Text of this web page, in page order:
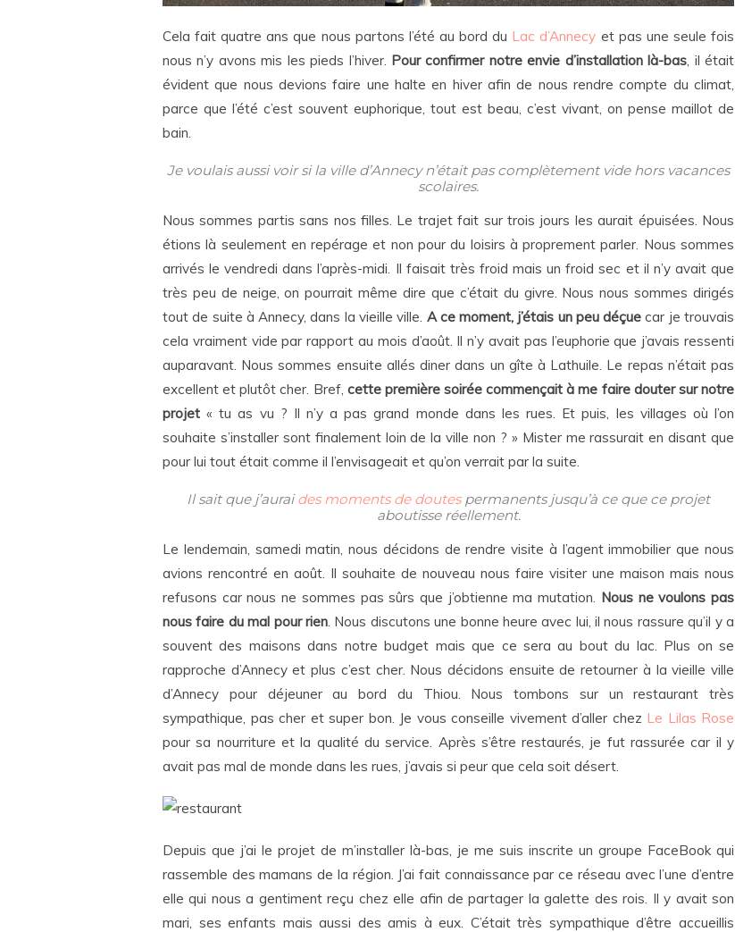
Cela fait quatre ans que nous partons l’été au bord du Lac d’Annecy et pas une seule fois
nous n’y avons mis les pieds l’hiver. Pour confirmer notre envie d’installation là-bas, il était
évident que nous devions faire une halte en hiver afin de nous rendre compte du climat,
parce que l’été c’est souvent euphorique, tout est beau, c’est vivant, on pense maillot de
bain.
Je voulais aussi voir si la ville d’Annecy n’était pas complètement vide hors vacances
scolaires.
Nous sommes partis sans nos filles. Le trajet fait sur trois jours les aurait épuisées. Nous
étions là seulement en repérage et non pour du loisirs à proprement parler. Nous sommes
arrivés le vendredi dans l’après-midi. Il faisait très froid mais un froid sec et il n’y avait que
très peu de neige, on pourrait même dire que c’était du givre. Nous nous sommes dirigés
tout de suite à Annecy, dans la vieille ville. A ce moment, j’étais un peu déçue car je trouvais
cela vraiment vide par rapport au mois d’août. Il n’y avait pas l’euphorie que j’avais ressenti
auparavant. Nous sommes ensuite allés diner dans un gîte à Lathuile. Le repas n’était pas
excellent et plutôt cher. Bref, cette première soirée commençait à me faire douter sur notre
projet « tu as vu ? Il n’y a pas grand monde dans les rues. Et puis, les villages où l’on
souhaite s’installer sont finalement loin de la ville non ? » Mister me rassurait en disant que
pour lui tout était comme il l’envisageait et qu’on verrait par la suite.
Il sait que j’auraides moments de doutespermanents jusqu’à ce que ce projet
aboutisse réellement.
Le lendemain, samedi matin, nous décidons de rendre visite à l’agent immobilier que nous
avions rencontré en août. Il souhaite de nouveau nous faire visiter une maison mais nous
refusons car nous ne sommes pas sûrs que j’obtienne ma mutation. Nous ne voulons pas
nous faire du mal pour rien. Nous discutons une bonne heure avec lui, il nous rassure qu’il y a
souvent des maisons dans notre budget mais que ce sera au bout du lac. Plus on se
rapproche d’Annecy et plus c’est cher. Nous décidons ensuite de retourner à la vieille ville
d’Annecy pour déjeuner au bord du Thiou. Nous tombons sur un restaurant très
sympathique, pas cher et super bon. Je vous conseille vivement d’aller chez Le Lilas Rose
pour sa nourriture et la qualité du service. Après s’être restaurés, je fut rassurée car il y
avait pas mal de monde dans les rues, j’avais si peur que cela soit désert.
Depuis que j’ai le projet de m’installer là-bas, je me suis inscrite un groupe FaceBook qui
rassemble des mamans de la région. J’ai fait connaissance par ce réseau avec l’une d’entre
elle qui nous a gentiment reçu chez elle afin de partager la galette des rois. Il y avait son
mari, ses enfants mais aussi des amis à eux. C’était très sympathique d’être accueillis